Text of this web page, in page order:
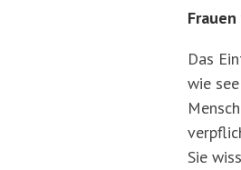
Das
wie
Sie